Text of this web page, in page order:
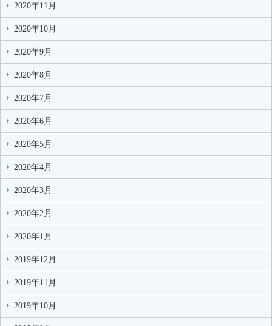
2020年11月
2020年10月
2020年9月
2020年8月
2020年7月
2020年6月
2020年5月
2020年4月
2020年3月
2020年2月
2020年1月
2019年12月
2019年11月
2019年10月